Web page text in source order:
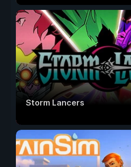
Storm Lancers